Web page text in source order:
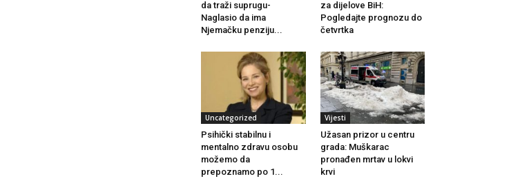
da traži suprugu-
Naglasio da ima
Njemačku penziju...
za dijelove BiH:
Pogledajte prognozu do
četvrtka
Uncategorized
Psihički stabilnu i
mentalno zdravu osobu
možemo da
prepoznamo po 1...
Vijesti
Užasan prizor u centru
grada: Muškarac
pronađen mrtav u lokvi
krvi